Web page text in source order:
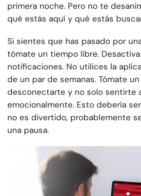
primera noche. Pero no te
qué estás aquí y qué estás
Si sientes que has pasado por
tómate un tiempo libre. Desactiva
notificaciones. No utilices la
de un par de semanas. Tómate
desconectarte y no solo sentirte
emocionalmente. Esto debería
no es divertido, probablemente
una pausa.